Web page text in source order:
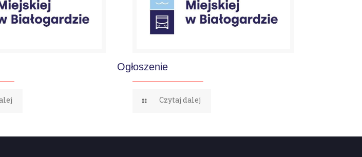
Ogłoszenie
Czytaj dalej